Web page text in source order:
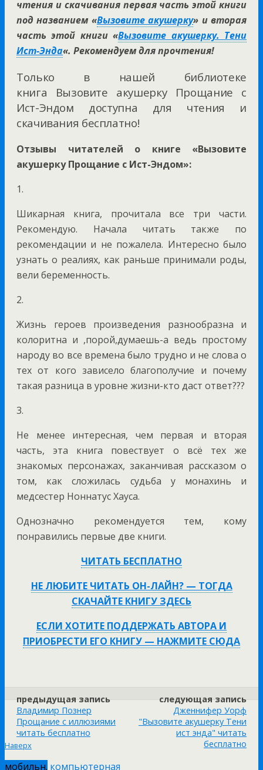
чтения и скачивания первая часть этой книги
под названием «Вызовите акушерку» и вторая
часть этой книги «Вызовите акушерку. Тени
Ист-Энда«. Рекомендуем для прочтения!
Только в нашей библиотеке
книга Вызовите акушерку Прощание с
Ист-Эндом доступна для чтения и
скачивания бесплатно!
Отзывы читателей о книге «Вызовите
акушерку Прощание с Ист-Эндом»:
1.
Шикарная книга, прочитала все три части.
Рекомендую. Начала читать также по
рекомендации и не пожалела. Интересно было
узнать о реалиях, как раньше принимали роды,
вели беременность.
2.
Жизнь героев произведения разнообразна и
колоритна и ,порой,думаешь-а ведь простому
народу во все времена было трудно и не слова о
тех от кого зависело благополучие и почему
такая разница в уровне жизни-кто даст ответ???
3.
Не менее интересная, чем первая и вторая
часть, эта книга повествует о всё тех же
знакомых персонажах, заканчивая рассказом о
том, как сложилась судьба у монахинь и
медсестер Ноннатус Хауса.
Однозначно рекомендуется тем, кому
понравились первые две книги.
ЧИТАТЬ БЕСПЛАТНО
НЕ ЛЮБИТЕ ЧИТАТЬ ОН-ЛАЙН? — ТОГДА
СКАЧАЙТЕ КНИГУ ЗДЕСЬ
ЕСЛИ ХОТИТЕ ПОДДЕРЖАТЬ АВТОРА И
ПРИОБРЕСТИ ЕГО КНИГУ — НАЖМИТЕ СЮДА
предыдущая запись
Владимир Познер
Прощание с иллюзиями
читать бесплатно
следующая запись
Дженнифер Уорф
"Вызовите акушерку Тени
ист энда" читать
бесплатно
Наверх
мобильн. компьютерная